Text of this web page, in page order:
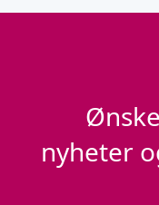
nyheter